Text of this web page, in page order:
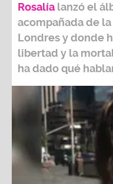
Rosalía lanzó el
acompañada de
Londres y donde
libertad y la
ha dado qué